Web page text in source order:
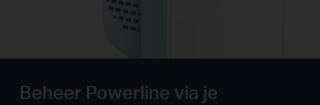
Beheer Powerline via je